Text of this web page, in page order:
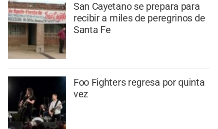
San Cayetano se prepara para
recibir a miles de peregrinos de
Santa Fe
Foo Fighters regresa por quinta
vez